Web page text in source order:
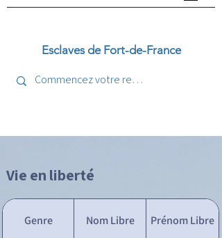
Esclaves de Fort-de-France
Vie en liberté
Genre Nom Libre Prénom Libre